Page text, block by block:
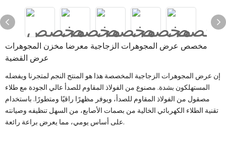
مخصص عرض المجوهرات الزجاجية معرضا مخزن المجوهرات
عرض القضية
إن عرض المجوهرات الزجاجية المخصصة هذا هو المنتج النجم لمتجرنا ويفضله
المستهلكون بشدة. مصنوع من الفولاذ المقاوم للصدأ عالي الجودة مع طلاء
مصقول من الفولاذ المقاوم للصدأ، ويوفر مظهرًا راقيًا ومتطورًا. باستخدام
تقنية الطلاء الكهربائي الخالية من بصمات الأصابع، من السهل تنظيفه وصيانته
على أساس يومي، مما يعرض براعة رائعة.